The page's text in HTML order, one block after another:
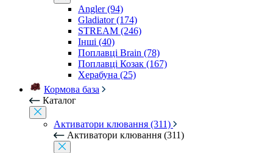
Angler (94)
Gladiator (174)
STREAM (246)
Інші (40)
Поплавці Brain (78)
Поплавці Козак (167)
Херабуна (25)
Кормова база
Каталог
Активатори клювання (311)
Активатори клювання (311)